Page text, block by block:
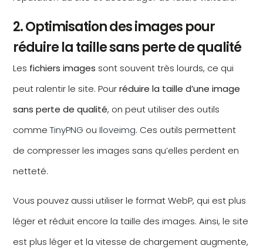
2. Optimisation des images pour
réduire la taille sans perte de qualité
Les fichiers images sont souvent très lourds, ce qui
peut ralentir le site. Pourréduire la taille d’une image
sans perte de qualité, on peut utiliser des outils
commeTinyPNG ouIloveimg. Ces outils permettent
de compresser les images sans qu’elles perdent en
netteté.
Vous pouvez aussi utiliser le format WebP, qui est plus
léger et réduit encore la taille des images. Ainsi, le site
est plus léger et la vitesse de chargement augmente,